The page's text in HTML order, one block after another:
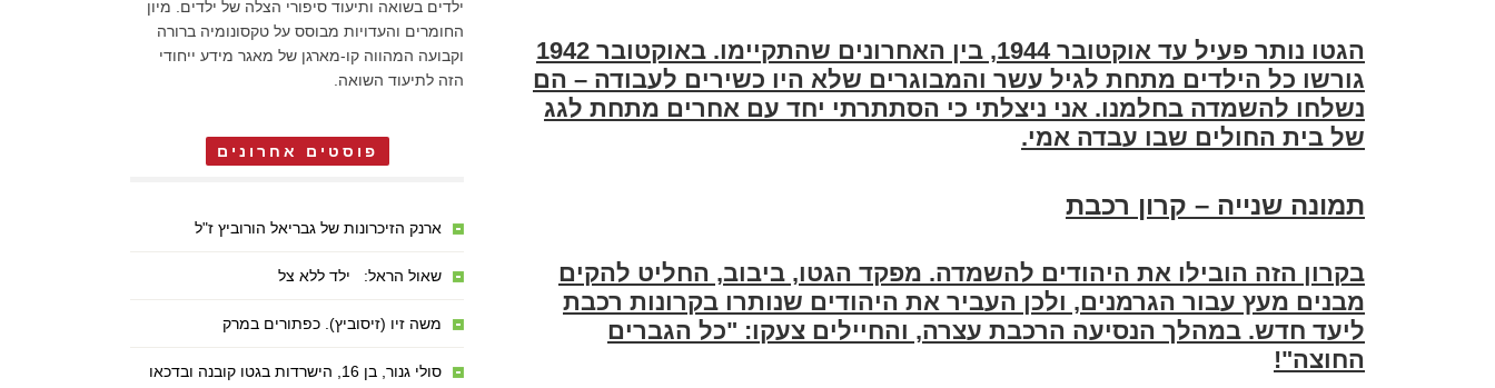
הגטו נותר פעיל עד אוקטובר 1944, בין האחרונים שהתקיימו. באוקטובר 1942
גורשו כל הילדים מתחת לגיל עשר והמבוגרים שלא היו כשירים לעבודה – הם
נשלחו להשמדה בחלמנו. אני ניצלתי כי הסתתרתי יחד עם אחרים מתחת לגג
של בית החולים שבו עבדה אמי.
תמונה שנייה – קרון רכבת
בקרון הזה הובילו את היהודים להשמדה. מפקד הגטו, ביבוב, החליט להקים
מבנים מעץ עבור הגרמנים, ולכן העביר את היהודים שנותרו בקרונות רכבת
ליעד חדש. במהלך הנסיעה הרכבת עצרה, והחיילים צעקו: "כל הגברים
החוצה"!
ילדים בשואה ותיעוד סיפורי הצלה של ילדים. מיון
החומרים והעדויות מבוסס על טקסונומיה ברורה
וקבועה המהווה קו-מארגן של מאגר מידע ייחודי
הזה לתיעוד השואה.
פוסטים אחרונים
ארנק הזיכרונות של גבריאל הורוביץ ז"ל
שאול הראל: ילד ללא צל
משה זיו (זיסוביץ). כפתורים במרק
סולי גנור, בן 16, הישרדות בגטו קובנה ובדכאו